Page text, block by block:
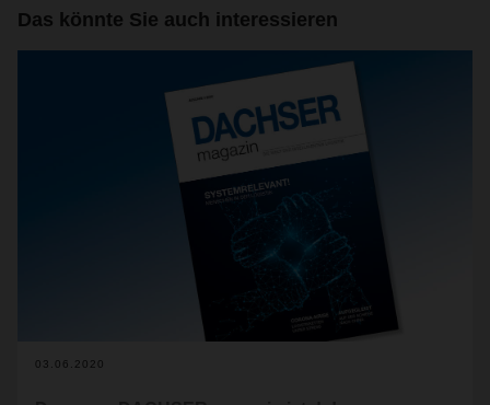
Das könnte Sie auch interessieren
03.06.2020